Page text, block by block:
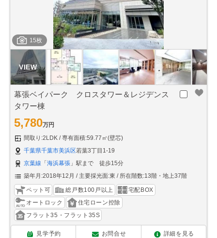
15枚
幕張ベイパーク クロスタワー＆レジデンス
タワー棟
5,780万円
間取り:2LDK
専有面積:59.77㎡(壁芯)
千葉県千葉市美浜区若葉3丁目1-19
京葉線 「 海浜幕張 」駅まで 徒歩15分
築年月:2018年12月
主要採光面:東 所在階数:13階・地上37階
ペット可 総戸数100戸以上
宅配BOX
オートロック
住宅ローン控除
フラット35・フラット35S
見学予約 お問合せ 詳細を見る